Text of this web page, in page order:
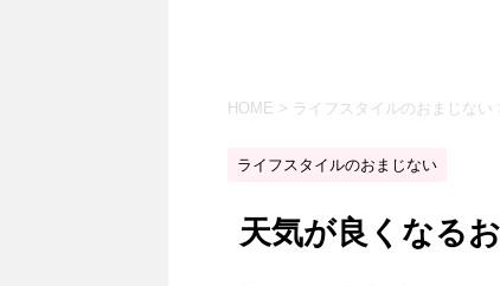
HOME > ライフスタイルのおまじない
ライフスタイルのおまじない
天気が良くなる